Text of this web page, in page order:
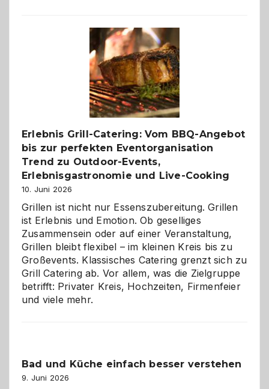
–
die
Gelegenheit,
neue
Reiseziele
zu
entdecken
Erlebnis Grill-Catering: Vom BBQ-Angebot
bis zur perfekten Eventorganisation
Trend zu Outdoor-Events,
Erlebnisgastronomie und Live-Cooking
10. Juni 2026
Grillen ist nicht nur Essenszubereitung. Grillen
ist Erlebnis und Emotion. Ob geselliges
Zusammensein oder auf einer Veranstaltung,
Grillen bleibt flexibel – im kleinen Kreis bis zu
Großevents. Klassisches Catering grenzt sich zu
Grill Catering ab. Vor allem, was die Zielgruppe
betrifft: Privater Kreis, Hochzeiten, Firmenfeier
und viele mehr.
Bad und Küche einfach besser verstehen
9. Juni 2026